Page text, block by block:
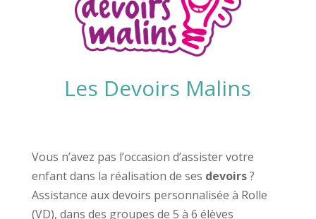
Les Devoirs Malins
Vous n’avez pas l’occasion d’assister votre
enfant dans la réalisation de ses devoirs?
Assistance aux devoirs personnalisée à Rolle
(VD), dans des groupes de 5 à 6 élèves